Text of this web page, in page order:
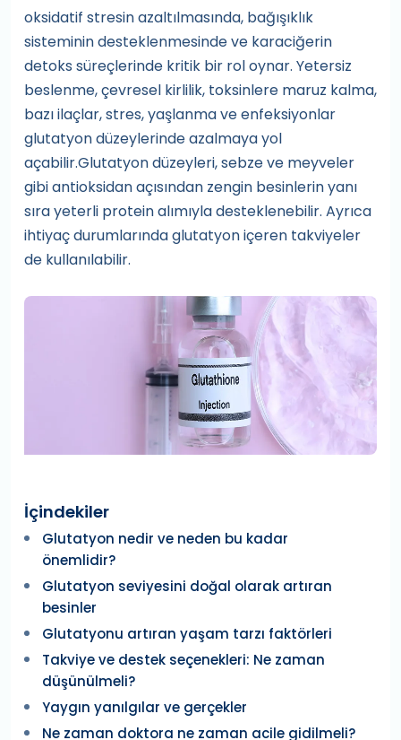
oksidatif stresin azaltılmasında, bağışıklık
sisteminin desteklenmesinde ve karaciğerin
detoks süreçlerinde kritik bir rol oynar. Yetersiz
beslenme, çevresel kirlilik, toksinlere maruz kalma,
bazı ilaçlar, stres, yaşlanma ve enfeksiyonlar
glutatyon düzeylerinde azalmaya yol
açabilir.Glutatyon düzeyleri, sebze ve meyveler
gibi antioksidan açısından zengin besinlerin yanı
sıra yeterli protein alımıyla desteklenebilir. Ayrıca
ihtiyaç durumlarında glutatyon içeren takviyeler
de kullanılabilir.
İçindekiler
Glutatyon nedir ve neden bu kadar
önemlidir?
Glutatyon seviyesini doğal olarak artıran
besinler
Glutatyonu artıran yaşam tarzı faktörleri
Takviye ve destek seçenekleri: Ne zaman
düşünülmeli?
Yaygın yanılgılar ve gerçekler
Ne zaman doktora ne zaman acile gidilmeli?